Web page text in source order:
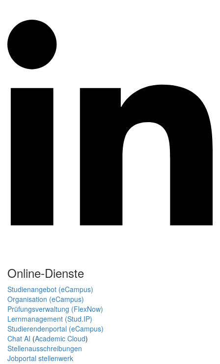
Online-Dienste
Studienangebot (eCampus)
Organisation (eCampus)
Prüfungsverwaltung (FlexNow)
Lernmanagement (Stud.IP)
Studierendenportal (eCampus)
Chat AI (Academic Cloud)
Stellenausschreibungen
Jobportal stellenwerk